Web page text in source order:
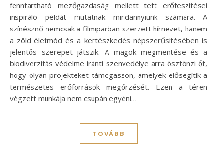
fenntartható mezőgazdaság mellett tett erőfeszítései
inspiráló példát mutatnak mindannyiunk számára. A
színésznő nemcsak a filmiparban szerzett hírnevet, hanem
a zöld életmód és a kertészkedés népszerűsítésében is
jelentős szerepet játszik. A magok megmentése és a
biodiverzitás védelme iránti szenvedélye arra ösztönzi őt,
hogy olyan projekteket támogasson, amelyek elősegítik a
természetes erőforrások megőrzését. Ezen a téren
végzett munkája nem csupán egyéni…
TOVÁBB